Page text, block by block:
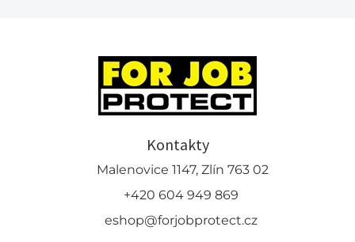
Kontakty
Malenovice 1147, Zlín 763 02
+420 604 949 869
eshop@forjobprotect.cz